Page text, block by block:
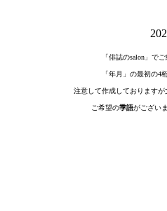
「俳誌のsalon」で
「年月」の最初の4
注意して作成しております
ご希望の季語がござい